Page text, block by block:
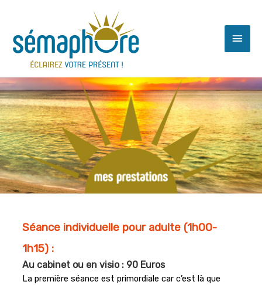
Séance individuelle pour adulte (1h00-
1h15) :
Au cabinet ou en visio : 90 Euros
La première séance est primordiale car c’est là que